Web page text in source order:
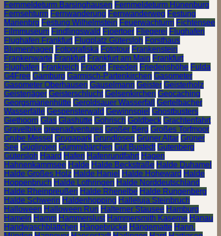
Fernmeldeturm Barsinghausen Fernmeldeturm Hünenburg
Fernsehturm Fernwanderung Fernwanderweg Festung
Marienbrg Festung Wilhelmstein Feuerwachturm Fichtensee
Filmmuseum Findlingswald Fjoertoer Fliegerei Flughafen
Flughafen Frankfurt Flugplatz Gütersloh Forsthaus
Blumenhagen Fotografiska Fototour Frankenstein
Frankenwarte Frankfurt Frankfurt am Main Frankfurt
Flughafen Frankreich Fraport Freeden Friedenshöhe Fulda
G4Free Gamburg Garmisch-Partenkirchen Gasometer
Gasometer Oberhausen Gauselmann Geister Geisterholz
Geisterjäger Geisterschlucht Gelsenkirchen Geocaching
Georgsmarienhütte Geroldsauer Wasserfall
Gertelbacher
Wasserfälle Gespensterwald Gewinnspiel Ghostbusters
Giethoorn Glas Glashütte Gohrisch Goldbeck Grachtenfahrt
Gravelbike greenadventures Großer Berg Großes Torfmoor
Grube Messel Grugapark Grundlosen Grüner Altar Grüner
See Güglingen Gummibärchen Gut Bustedt Gutenberg
Gütersloh Haard Hafen Hafenrundfahrt Hagen
Hahnenkammsee Halde Halde Beckstraße Halde Duhamel
Halde Großes Holz Halde Haniel Halde Hoheward Halde
Hoppenbruch Halde Lothringen Halde Norddeutschland
Halde Rheinpreußen Halde Rhenelbe Halde Rungenberg
Halde Schwerin Haldenhopping Halleluja Steinbruch
Halloween Halloween Run Halterner Stausee Hamburg
Hameln Hamm Hammerslust Hammersmith Kaserne Hanau
Handwaschblättchen Hängebrücke Hängematte Hann.